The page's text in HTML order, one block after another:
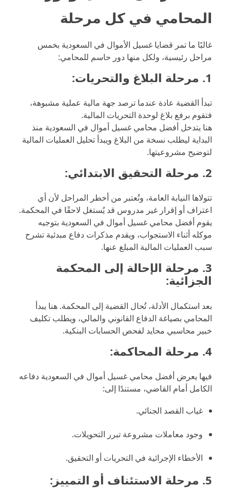
المحامي في كل مرحلة
غالبًا ما تمر قضايا غسيل الأموال في السعودية بخمس
مراحل رئيسية، ولكل منها دور حاسم للمحامي:
1. مرحلة البلاغ والتحريات:
تبدأ القضية عادة عندما ترصد جهة مالية عملية مشبوهة،
فتقوم برفع بلاغ لوحدة التحريات المالية.
هنا يتدخل أفضل محامي غسيل أموال في السعودية منذ
البداية ليطلب نسخة من البلاغ ويبدأ تحليل العمليات المالية
لتوضيح مشروعيتها.
2. مرحلة التحقيق الابتدائي:
تتولاها النيابة العامة، وتُعتبر من أخطر المراحل لأن أي
اعتراف أو إقرار غير مدروس قد يُستغل لاحقًا في المحكمة.
يقوم أفضل محامي غسيل أموال في السعودية بتوجيه
موكله أثناء الاستجواب، ويقدم مذكرات دفاع مبدئية تشرح
سبب العمليات المالية المبلغ عنها.
3. مرحلة الإحالة إلى المحكمة
الجزائية:
بعد استكمال الأدلة، تُحال القضية إلى المحكمة. هنا يبدأ
المحامي بصياغة الدفاع القانوني والمالي، ويطلب تكليف
خبير محاسبي محايد لفحص الحسابات البنكية.
4. مرحلة المحاكمة:
فيها يعرض أفضل محامي غسيل أموال في السعودية دفاعه
الكامل أمام القاضي، مستندًا إلى:
غياب القصد الجنائي.
وجود معاملات مشروعة تبرر التحويلات.
الأخطاء الإجرائية في التحريات أو التحقيق.
5. مرحلة الاستئناف أو التمييز: